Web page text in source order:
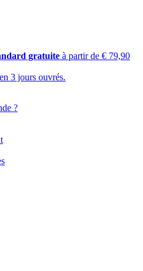
gratuite à partir de € 79,90
3 jours ouvrés.
?